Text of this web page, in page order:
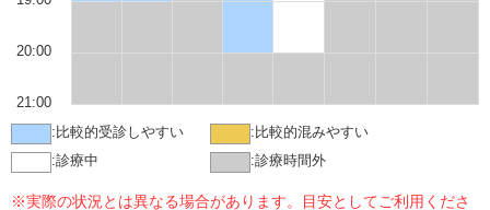
20:00
21:00
: 比較的受診しやすい : 比較的混みやすい
:診療中 :診療時間外
※実際の状況とは異なる場合があります。目安としてご利用くださ